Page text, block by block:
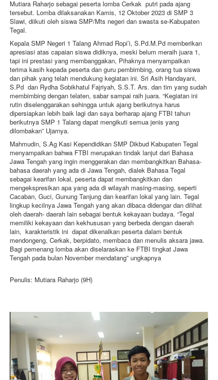
Mutiara Raharjo sebagai peserta lomba Cerkak putri pada ajang
tersebut. Lomba dilaksanakan Kamis, 12 Oktober 2023 di SMP 3
Slawi, diikuti oleh siswa SMP/Mts negeri dan swasta se-Kabupaten
Tegal.
Kepala SMP Negeri 1 Talang Ahmad Ropi’i, S.Pd.M.Pd memberikan
apresiasi atas capaian siswa didiknya, meski belum meraih juara 1,
tapi ini prestasi yang membanggakan, Pihaknya menyampaikan
terima kasih kepada peserta dan guru pembimbing, orang tua siswa
dan pihak yang telah mendukung kegiatan ini. Sri Asih Handayani,
S.Pd dan Rydha Sobikhatul Fajriyah, S.S.T. Ars. dan tim yang sudah
membimbing dengan telaten, sabar sampai raih juara. “Kegiatan ini
rutin diselenggarakan sehingga untuk ajang berikutnya harus
dipersiapkan lebih baik lagi dan saya berharap ajang FTBI tahun
berikutnya SMP 1 Talang dapat mengikuti semua jenis yang
dilombakan” Ujarnya.
Mahmudin, S.Ag Kasi Kependidikan SMP Dikbud Kabupaten Tegal
menyampaikan bahwa FTBI merupakan tindak lanjut dari Bahasa
Jawa Tengah yang ingin menggerakan dan membangkitkan Bahasa-
bahasa daerah yang ada di Jawa Tengah, dialek Bahasa Tegal
sebagai kearifan lokal, peserta dapat membangkitkan dan
mengekspresikan apa yang ada di wilayah masing-masing, seperti
Cacaban, Guci, Gunung Tanjung dan kearifan lokal yang lain. Tegal
lingkup kecilnya Jawa Tengah yang akan dibaca didengar dan dilihat
oleh daerah- daerah lain sebagai bentuk kekayaan budaya. “Tegal
memiliki kekayaan dan kekhususan yang berbeda dengan daerah
lain, karakteristik ini dapat dikenalkan peserta dalam bentuk
mendongeng, Cerkak, berpidato, membaca dan menulis aksara jawa.
Bagi pemenang lomba akan diselaraskan ke FTBI tingkat Jawa
Tengah pada bulan November mendatang” ungkapnya
Penulis: Mutiara Raharjo (9H)